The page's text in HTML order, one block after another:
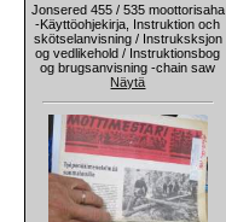
Jonsered 455 / 535 moottorisaha
-Käyttöohjekirja, Instruktion och
skötselanvisning / Instruksksjon
og vedlikehold / Instruktionsbog
og brugsanvisning -chain saw
Näytä